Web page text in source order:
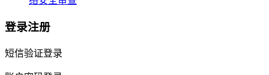
登录注册
短信验证登录